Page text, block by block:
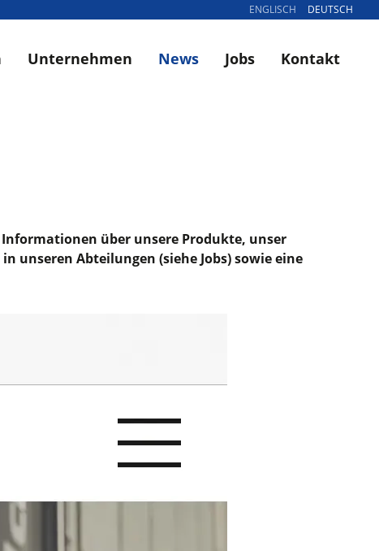
ENGLISCH DEUTSCH
Unternehmen News Jobs Kontakt
über unsere Produkte, unser
unseren Abteilungen (siehe Jobs) sowie eine